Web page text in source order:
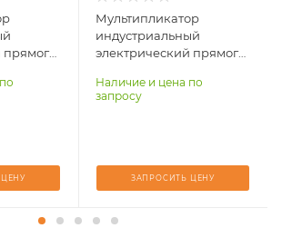
Мультипликатор
индустриальный
электрический прямого
Наличие и цена по
запросу
ЗАПРОСИТЬ ЦЕНУ